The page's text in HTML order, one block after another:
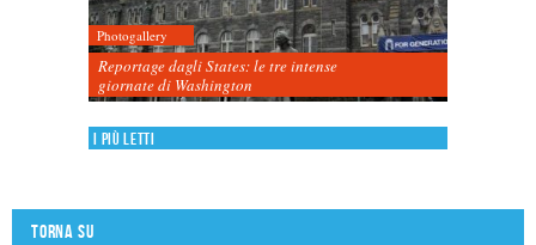
Photogallery
Reportage dagli States: le tre intense
giornate di Washington
I più letti
Torna su